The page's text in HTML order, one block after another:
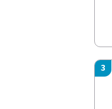
3